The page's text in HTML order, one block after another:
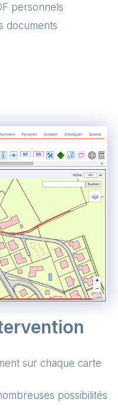
personnels
documents
sur chaque carte
possibilités